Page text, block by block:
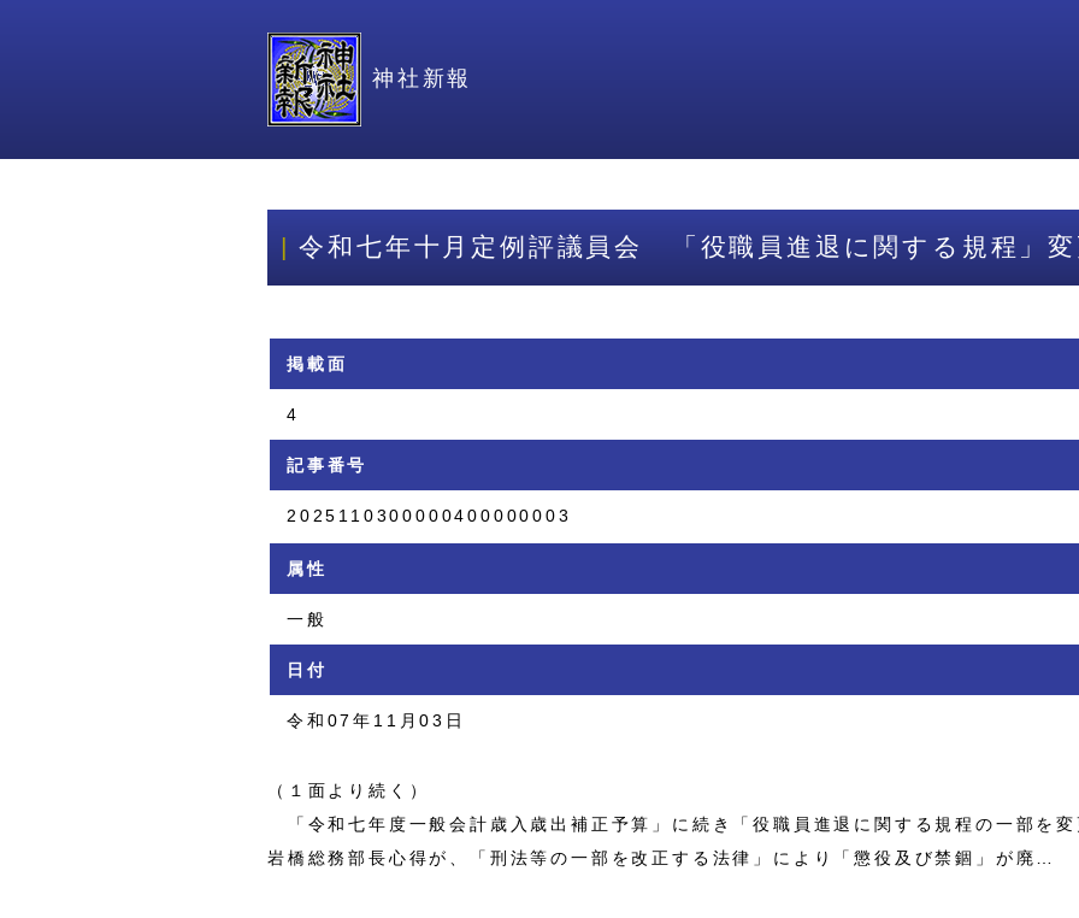
神社新報
令和七年十月定例評議員会 「役職員進退に関する規程」
掲載面
4
記事番号
2025110300000400000003
属性
一般
日付
令和07年11月03日
（１面より続く）
「令和七年度一般会計歳入歳出補正予算」に続き「役職員進退に関する規程の一部を変
岩橋総務部長心得が、「刑法等の一部を改正する法律」により「懲役及び禁錮」が廃…